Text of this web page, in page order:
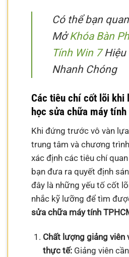
Có thể bạn
MởKhóa Bàn
Tính Win 7Hiệu
Nhanh Chóng
Các tiêu chí cốt lõi khi
học sửa chữa máy tính
Khi đứng trước vô vàn
trung tâm và chương
xác định các tiêu chí
bạn đưa ra quyết định
đây là những yếu tố cốt
nhắc kỹ lưỡng để tìm
sửa chữa máy tính
Chất lượng giảng viên
thực tế:Giảng viên